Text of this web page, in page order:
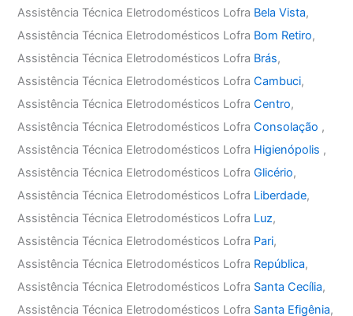
Assistência Técnica Eletrodomésticos Lofra Bela Vista,
Assistência Técnica Eletrodomésticos Lofra Bom Retiro,
Assistência Técnica Eletrodomésticos Lofra Brás,
Assistência Técnica Eletrodomésticos LofraCambuci,
Assistência Técnica Eletrodomésticos LofraCentro,
Assistência Técnica Eletrodomésticos LofraConsolação ,
Assistência Técnica Eletrodomésticos Lofra Higienópolis ,
Assistência Técnica Eletrodomésticos LofraGlicério,
Assistência Técnica Eletrodomésticos Lofra Liberdade,
Assistência Técnica Eletrodomésticos Lofra Luz,
Assistência Técnica Eletrodomésticos Lofra Pari,
Assistência Técnica Eletrodomésticos Lofra República,
Assistência Técnica Eletrodomésticos Lofra Santa Cecília,
Assistência Técnica Eletrodomésticos Lofra Santa Efigênia,